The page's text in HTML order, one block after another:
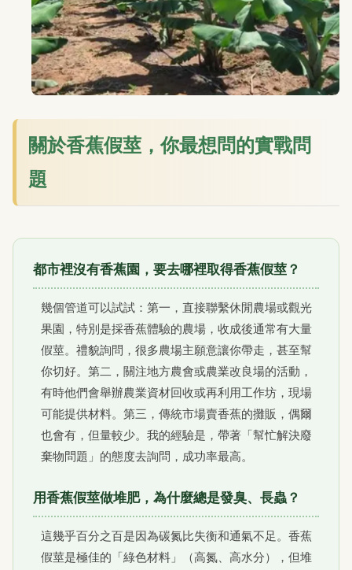
關於香蕉假莖，你最想問的實戰問
題
都市裡沒有香蕉園，要去哪裡取得香蕉假莖？
幾個管道可以試試：第一，直接聯繫休閒農場或觀光
果園，特別是採香蕉體驗的農場，收成後通常有大量
假莖。禮貌詢問，很多農場主願意讓你帶走，甚至幫
你切好。第二，關注地方農會或農業改良場的活動，
有時他們會舉辦農業資材回收或再利用工作坊，現場
可能提供材料。第三，傳統市場賣香蕉的攤販，偶爾
也會有，但量較少。我的經驗是，帶著「幫忙解決廢
棄物問題」的態度去詢問，成功率最高。
用香蕉假莖做堆肥，為什麼總是發臭、長蟲？
這幾乎百分之百是因為碳氮比失衡和通氣不足。香蕉
假莖是極佳的「綠色材料」（高氮、高水分），但堆